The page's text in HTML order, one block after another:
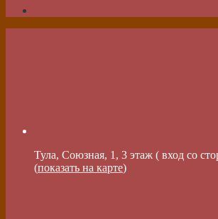
Тула, Союзная, 1, 3 этаж ( вход со
(показать на карте)